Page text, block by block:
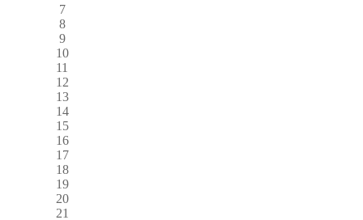
7
8
9
10
11
12
13
14
15
16
17
18
19
20
21